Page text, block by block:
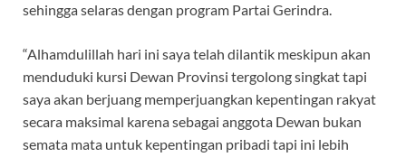
sehingga selaras dengan program Partai Gerindra.
“Alhamdulillah hari ini saya telah dilantik meskipun akan
menduduki kursi Dewan Provinsi tergolong singkat tapi
saya akan berjuang memperjuangkan kepentingan rakyat
secara maksimal karena sebagai anggota Dewan bukan
semata mata untuk kepentingan pribadi tapi ini lebih